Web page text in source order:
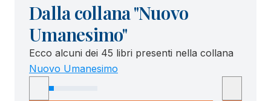
Dalla collana "Nuovo
Umanesimo"
Ecco alcuni dei 45 libri presenti nella collana
Nuovo Umanesimo